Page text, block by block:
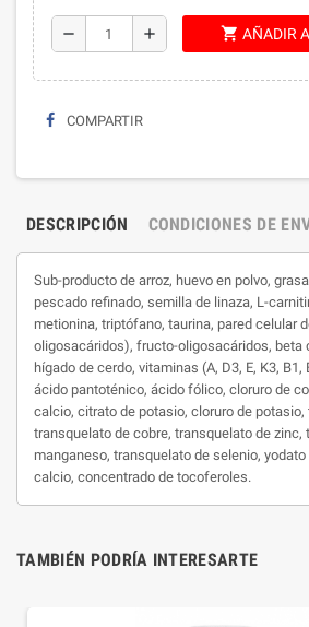
remove add shopping_cart AÑADIR
COMPARTIR
DESCRIPCIÓN CONDICIONES DE
Sub-producto de arroz, huevo en polvo,
pescado refinado, semilla de linaza, L-
metionina, triptófano, taurina, pared celular
oligosacáridos), fructo-oligosacáridos, beta
hígado de cerdo, vitaminas (A, D3, E, K3, B1,
ácido pantoténico, ácido fólico, cloruro de
calcio, citrato de potasio, cloruro de potasio,
transquelato de cobre, transquelato de zinc,
manganeso, transquelato de selenio,
calcio, concentrado de tocoferoles.
TAMBIÉN PODRÍA INTERESARTE